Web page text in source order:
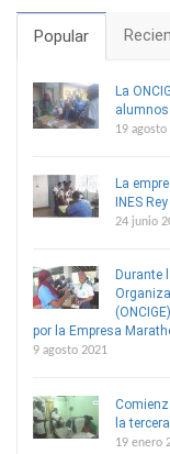
Popular
La
alumnos
19 agosto
La
INES
24 junio
Durante
por la Empresa
9 agosto 2021
la
19 enero